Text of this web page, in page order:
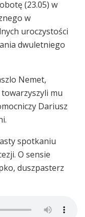
(23.05) w
w
uroczystości
dwuletniego
Nemet,
mu
Dariusz
spotkaniu
O sensie
duszpasterz